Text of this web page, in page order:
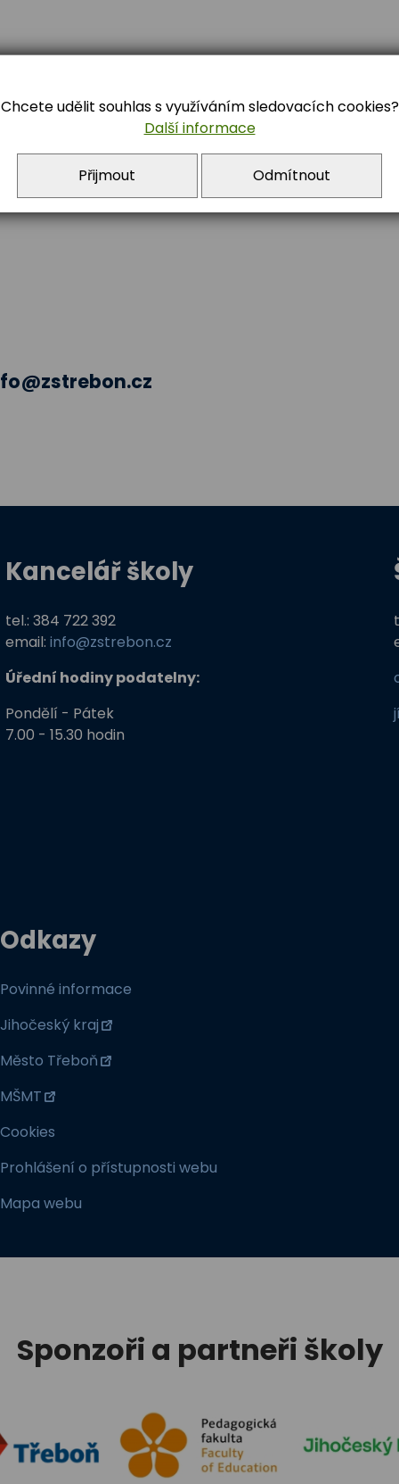
Kancelář školy
tel.: 384 722 392
email: info@zstrebon.cz
Úřední hodiny podatelny:
Pondělí - Pátek
7.00 - 15.30 hodin
Odkazy
Povinné informace
Jihočeský kraj
Město Třeboň
MŠMT
Cookies
Prohlášení o přístupnosti webu
Mapa webu
Sponzoři a partneři školy
Chcete udělit souhlas s využíváním sledovacích cookies?
Další informace
Přijmout Odmítnout